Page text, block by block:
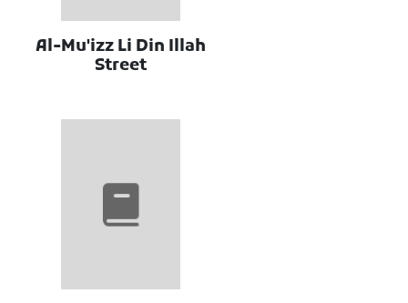
Al-Mu'izz Li Din Illah
Street